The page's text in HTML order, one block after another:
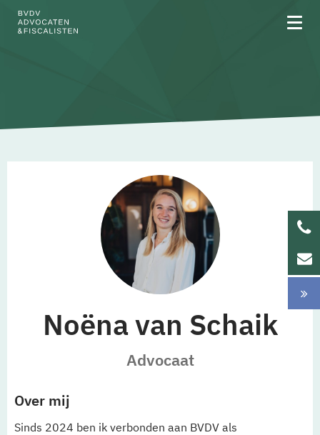
Rechtsgebieden
Team
Werken bij
Updates
Noëna van Schaik
Advocaat
Over mij
Sinds 2024 ben ik verbonden aan BVDV als